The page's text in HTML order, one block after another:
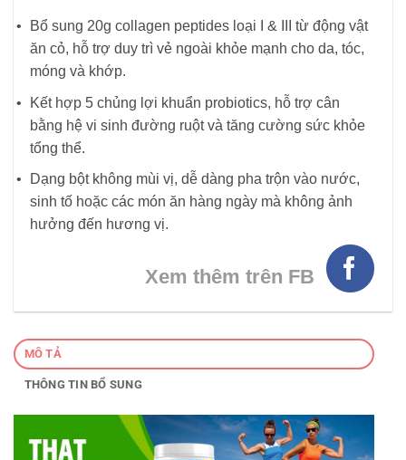
Bổ sung 20g collagen peptides loại I & III từ động vật
ăn cỏ, hỗ trợ duy trì vẻ ngoài khỏe mạnh cho da, tóc,
móng và khớp.
Kết hợp 5 chủng lợi khuẩn probiotics, hỗ trợ cân
bằng hệ vi sinh đường ruột và tăng cường sức khỏe
tổng thể.
Dạng bột không mùi vị, dễ dàng pha trộn vào nước,
sinh tố hoặc các món ăn hàng ngày mà không ảnh
hưởng đến hương vị.
Xem thêm trên FB
MÔ TẢ
THÔNG TIN BỔ SUNG